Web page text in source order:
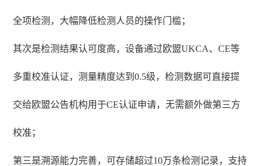
全项检测，大幅降低检测人员的操作门槛；
其次是检测结果认可度高，设备通过欧盟UKCA、CE等
多重校准认证，测量精度达到0.5级，检测数据可直接提
交给欧盟公告机构用于CE认证申请，无需额外做第三方
校准；
第三是溯源能力完善，可存储超过10万条检测记录，支持